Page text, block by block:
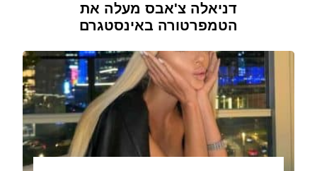
דניאלה צ'אבס מעלה את
הטמפרטורה באינסטגרם